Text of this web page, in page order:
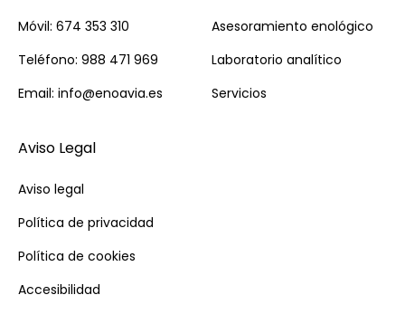
Móvil: 674 353 310
Teléfono: 988 471 969
Email: info@enoavia.es
Asesoramiento enológico
Laboratorio analítico
Servicios
Aviso Legal
Aviso legal
Política de privacidad
Política de cookies
Accesibilidad